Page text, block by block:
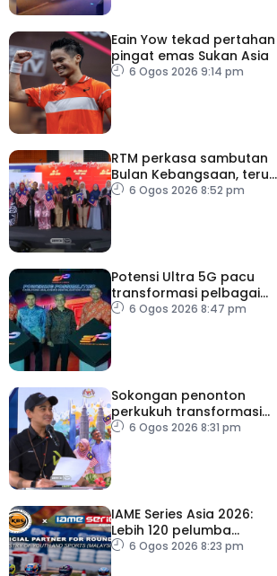
Eain Yow tekad pertahan
pingat emas Sukan Asia
6 Ogos 2026 9:14 pm
RTM perkasa sambutan
Bulan Kebangsaan, terus
dekati rakyat
6 Ogos 2026 8:52 pm
Potensi Ultra 5G pacu
transformasi pelbagai
sektor utama
6 Ogos 2026 8:47 pm
Sokongan penonton
perkukuh transformasi
RTM6 Ogos 2026 8:31 pm
IAME Series Asia 2026:
Lebih 120 pelumba
antarabangsa berentap
6 Ogos 2026 8:23 pm